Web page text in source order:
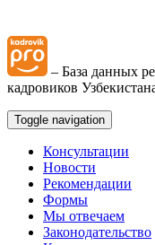
Блок-схемы
Иные вопросы
– База данных
кадровиков
Toggle navigation
Консультации
Новости
Рекомендации
Формы
Мы отвечаем
Законодательство